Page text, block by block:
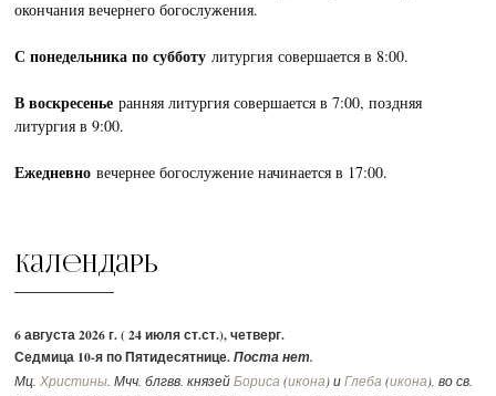
окончания вечернего богослужения.
С понедельника по субботулитургия совершается в 8:00.
В воскресеньеранняя литургия совершается в 7:00, поздняя
литургия в 9:00.
Ежедневновечернее богослужение начинается в 17:00.
Календарь
6 августа 2026 г. ( 24 июля ст.ст.), четверг.
Седмица 10-я по Пятидесятнице.Поста нет.
Мц.Христины. Мчч. блгвв. князейБориса (икона) иГлеба (икона), во св.